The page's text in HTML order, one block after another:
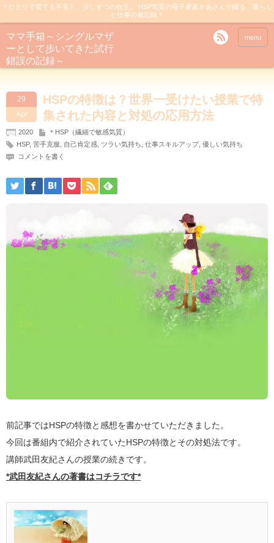
＊ひとりで育てる不安と、少しずつの自立。 HSP気質の母子家庭かあさんが綴る、暮らし
と仕事の備忘録＊
ママ手箱～シングルマザ
ーとして歩いてきた試行
錯誤の記録～
menu
29
Apr
HSPの特徴は？世界一受けたい授業で特
集された内容と対処の応用方法
2020
＊HSP（繊細で敏感気質）
HSP, 苦手克服 自己肯定感 ツラい気持ち 仕事スキルアップ, 優しい気持ち
コメントを書く
前記事ではHSPの特徴と感想を書かせていただきました。
今回は番組内で紹介されていたHSPの特徴とその対処法です。
講師武田友紀さんの授業の続きです。
*武田友紀さんの著書はコチラです*